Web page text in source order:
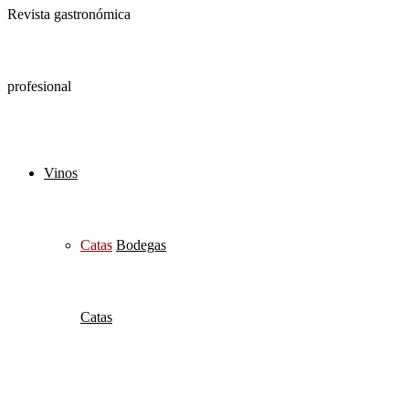
Revista gastronómica
profesional
Vinos
Catas Bodegas
Catas